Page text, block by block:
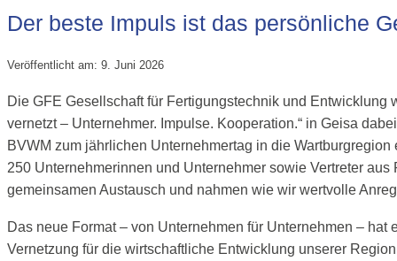
Der beste Impuls ist das persönliche
Veröffentlicht am: 9. Juni 2026
Die GFE Gesellschaft für Fertigungstechnik und Entwicklung
vernetzt – Unternehmer. Impulse. Kooperation.“ in Geisa
BVWM zum jährlichen Unternehmertag in die
250 Unternehmerinnen und Unternehmer sowie Vertreter
gemeinsamen Austausch und nahmen wie wir wertvolle
Das neue Format – von Unternehmen für Unternehmen –
Vernetzung für die wirtschaftliche Entwicklung unserer